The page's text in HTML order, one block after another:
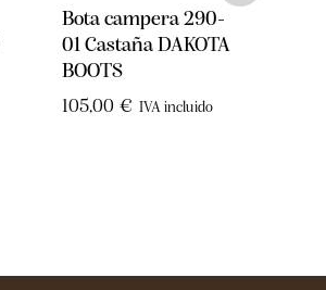
Bota campera 290-
01 Castaña DAKOTA
BOOTS
105,00 € IVA incluido